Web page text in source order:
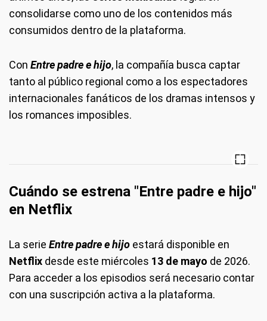
consolidarse como uno de los contenidos más
consumidos dentro de la plataforma.
Con Entre padre e hijo, la compañía busca captar
tanto al público regional como a los espectadores
internacionales fanáticos de los dramas intensos y
los romances imposibles.
Cuándo se estrena "Entre padre e hijo"
en Netflix
La serie Entre padre e hijo estará disponible en
Netflix desde este miércoles 13 de mayo de 2026.
Para acceder a los episodios será necesario contar
con una suscripción activa a la plataforma.